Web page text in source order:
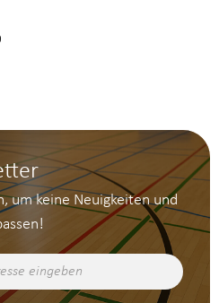
um keine Neuigkeiten und